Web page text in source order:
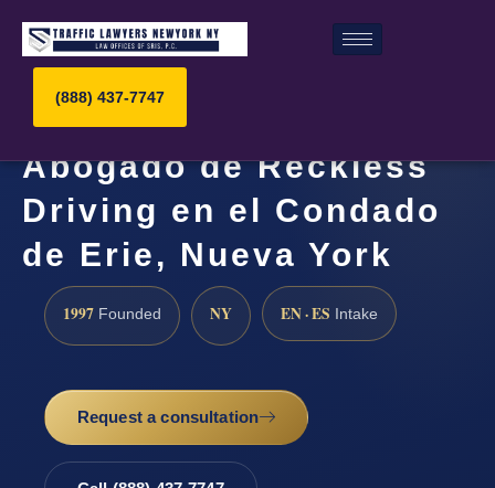
(888) 437-7747
Abogado de Reckless
Driving en el Condado
de Erie, Nueva York
1997 Founded NY EN · ES Intake
Request a consultation